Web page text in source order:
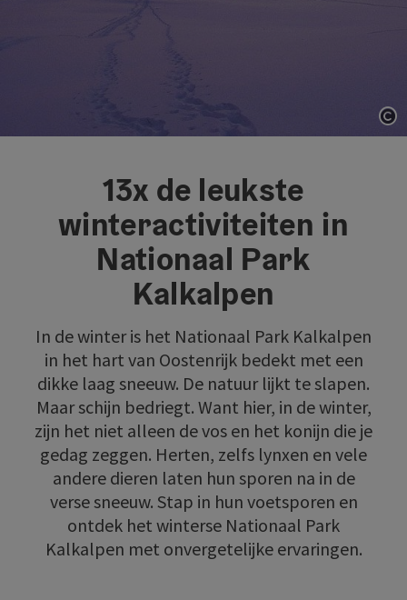
13x de leukste
winteractiviteiten in
Nationaal Park
Kalkalpen
In de winter is het Nationaal Park Kalkalpen
in het hart van Oostenrijk bedekt met een
dikke laag sneeuw. De natuur lijkt te slapen.
Maar schijn bedriegt. Want hier, in de winter,
zijn het niet alleen de vos en het konijn die je
gedag zeggen. Herten, zelfs lynxen en vele
andere dieren laten hun sporen na in de
verse sneeuw. Stap in hun voetsporen en
ontdek het winterse Nationaal Park
Kalkalpen met onvergetelijke ervaringen.